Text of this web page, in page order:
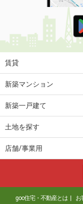
賃貸
新築マンション
新築一戸建て
土地を探す
店舗/事業用
goo住宅・不動産とは お